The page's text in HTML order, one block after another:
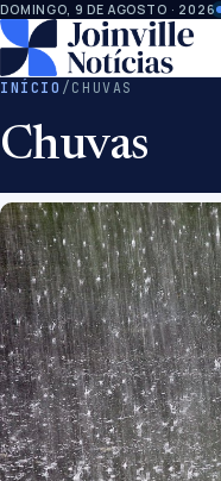
DOMINGO, 9 DE AGOSTO · 2026
INÍCIO / CHUVAS
Chuvas